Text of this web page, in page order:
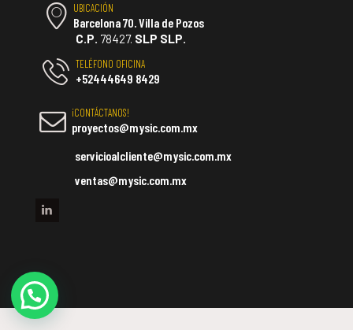
UBICACIÓN
Barcelona 70. Villa de Pozos
C.P. 78427. SLP SLP.
TELÉFONO OFICINA
+52444649 8429
¡CONTÁCTANOS!
proyectos@mysic.com.mx
servicioalcliente@mysic.com.mx
ventas@mysic.com.mx